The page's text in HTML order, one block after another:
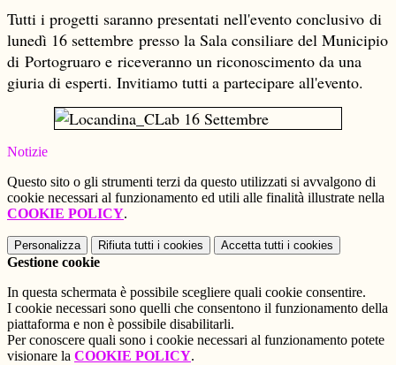
Tutti i progetti saranno presentati nell'evento conclusivo di
lunedì 16 settembre presso la Sala consiliare del Municipio
di Portogruaro e riceveranno un riconoscimento da una
giuria di esperti. Invitiamo tutti a partecipare all'evento.
Notizie
Questo sito o gli strumenti terzi da questo utilizzati si avvalgono di
cookie necessari al funzionamento ed utili alle finalità illustrate nella
COOKIE POLICY.
Personalizza Rifiuta tutti i cookies Accetta tutti i cookies
Gestione cookie
In questa schermata è possibile scegliere quali cookie consentire.
I cookie necessari sono quelli che consentono il funzionamento della
piattaforma e non è possibile disabilitarli.
Per conoscere quali sono i cookie necessari al funzionamento potete
visionare la COOKIE POLICY.